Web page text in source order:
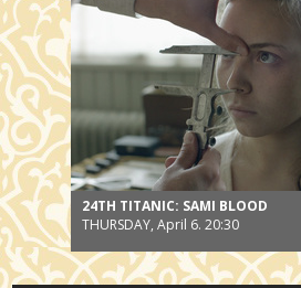
24TH TITANIC: SAMI BLOOD
THURSDAY, April 6. 20:30